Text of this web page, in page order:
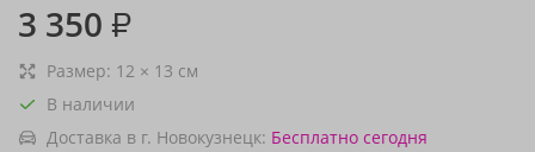
3 350 ₽
Размер: 12 × 13 см
В наличии
Доставка в г. Новокузнецк: Бесплатно сегодня